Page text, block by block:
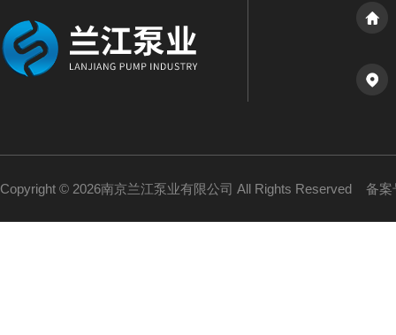
Copyright © 2026南京兰江泵业有限公司 All Rights Reserved 备案